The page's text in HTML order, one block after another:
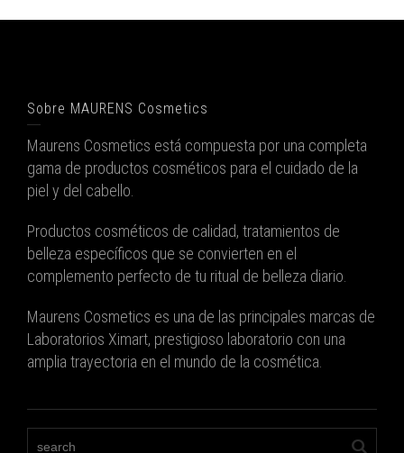
Sobre MAURENS Cosmetics
Maurens Cosmetics está compuesta por una completa
gama de productos cosméticos para el cuidado de la
piel y del cabello.
Productos cosméticos de calidad, tratamientos de
belleza específicos que se convierten en el
complemento perfecto de tu ritual de belleza diario.
Maurens Cosmetics es una de las principales marcas de
Laboratorios Ximart, prestigioso laboratorio con una
amplia trayectoria en el mundo de la cosmética.